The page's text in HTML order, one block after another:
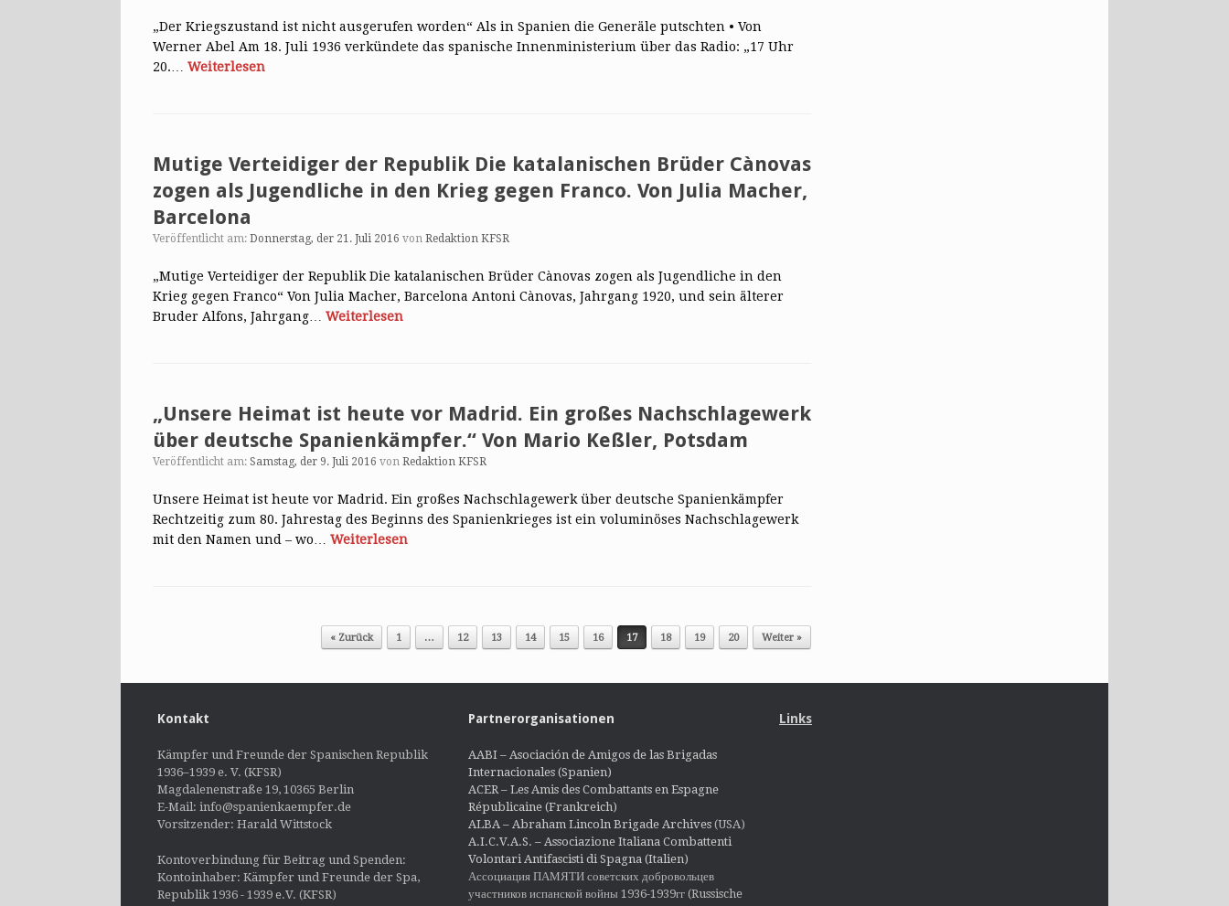
„Der Kriegszustand ist nicht ausgerufen worden“ Als in Spanien die Generäle putschten • Von
Werner Abel Am 18. Juli 1936 verkündete das spanische Innenministerium über das Radio: „17 Uhr
20.… Weiterlesen
Mutige Verteidiger der Republik Die katalanischen Brüder Cànovas
zogen als Jugendliche in den Krieg gegen Franco. Von Julia Macher,
Barcelona
Veröffentlicht am: Donnerstag, der 21. Juli 2016 von Redaktion KFSR
„Mutige Verteidiger der Republik Die katalanischen Brüder Cànovas zogen als Jugendliche in den
Krieg gegen Franco“ Von Julia Macher, Barcelona Antoni Cànovas, Jahrgang 1920, und sein älterer
Bruder Alfons, Jahrgang… Weiterlesen
„Unsere Heimat ist heute vor Madrid. Ein großes Nachschlagewerk
über deutsche Spanienkämpfer.“ Von Mario Keßler, Potsdam
Veröffentlicht am: Samstag, der 9. Juli 2016 von Redaktion KFSR
Unsere Heimat ist heute vor Madrid. Ein großes Nachschlagewerk über deutsche Spanienkämpfer
Rechtzeitig zum 80. Jahrestag des Beginns des Spanienkrieges ist ein voluminöses Nachschlagewerk
mit den Namen und – wo… Weiterlesen
« Zurück 1 … 12 13 14 15 16 17 18 19 20 Weiter »
Kontakt
Kämpfer und Freunde der Spanischen Republik
1936–1939 e. V. (KFSR)
Magdalenenstraße 19, 10365 Berlin
E-Mail: info@spanienkaempfer.de
Vorsitzender: Harald Wittstock
Kontoverbindung für Beitrag und Spenden:
Kontoinhaber: Kämpfer und Freunde der Spa,
Republik 1936 - 1939 e.V. (KFSR)
Partnerorganisationen
AABI – Asociación de Amigos de las Brigadas
Internacionales (Spanien)
ACER – Les Amis des Combattants en Espagne
Républicaine (Frankreich)
ALBA – Abraham Lincoln Brigade Archives(USA)
A.I.C.V.A.S. – Associazione Italiana Combattenti
Volontari Antifascisti di Spagna (Italien)
Ассоциация ПАМЯТИ советских добровольцев
участников испанской войны 1936-1939гг (Russische
Links